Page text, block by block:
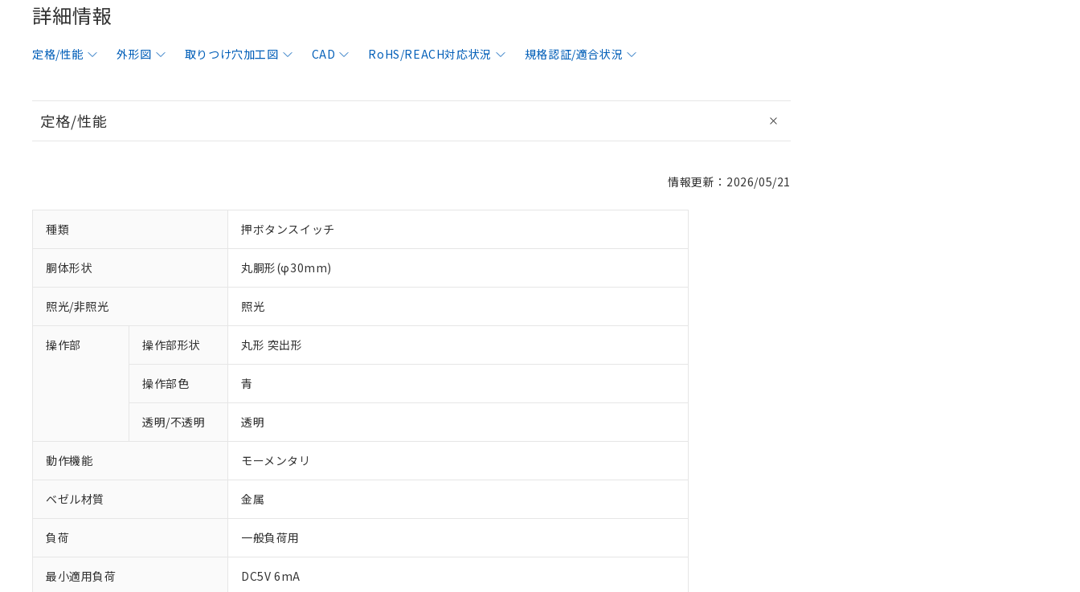
詳細情報
定格/性能 外形図 取りつけ穴加工図 CAD RoHS/REACH対応状況 規格認証/適合状況
定格/性能
情報更新：2026/05/21
種類 押ボタンスイッチ
胴体形状 丸胴形(φ30mm)
照光/非照光 照光
操作部 操作部形状 丸形 突出形
操作部色 青
透明/不透明 透明
動作機能 モーメンタリ
ベゼル材質 金属
負荷 一般負荷用
最小適用負荷 DC5V 6mA
※1 対応状況